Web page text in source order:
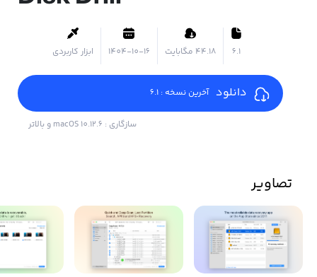
6.1 ۴۴.۱۸ مگابایت 1404-10-16 ابزار کاربردی
دانلود آخرین نسخه : 6.1
سازگاری : macOS 10.12.6 و بالاتر
تصاویر